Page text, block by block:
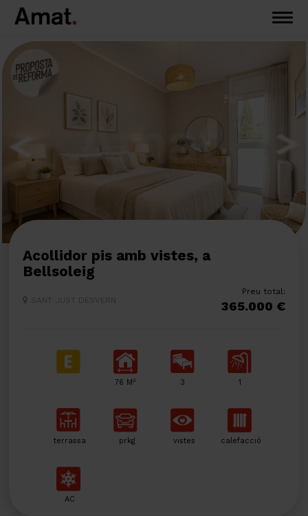
Acollidor pis amb vistes, a
Bellsoleig
SANT JUST DESVERN
Preu total:
365.000 €
76 M 2 3 1
terrassa prkg vistes calefacció
AC